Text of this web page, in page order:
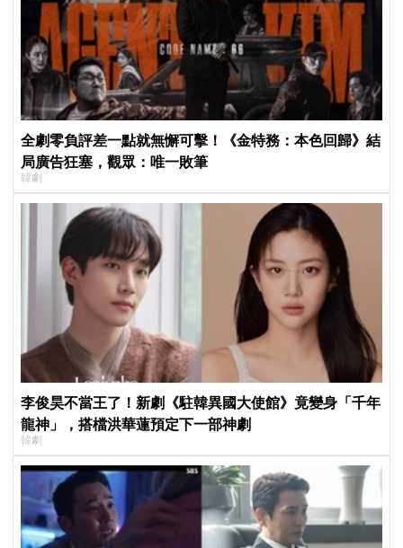
全劇零負評差一點就無懈可擊！《金特務：本色回歸》結
局廣告狂塞，觀眾：唯一敗筆
韓劇
李俊昊不當王了！新劇《駐韓異國大使館》竟變身「千年
龍神」，搭檔洪華蓮預定下一部神劇
韓劇